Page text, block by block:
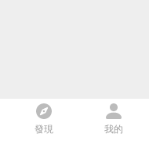
發現 我的